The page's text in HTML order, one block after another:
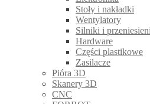
Stoły i nakładki
Wentylatory
Silniki i
Hardware
Części plastikowe
Zasilacze
Pióra 3D
Skanery 3D
CNC